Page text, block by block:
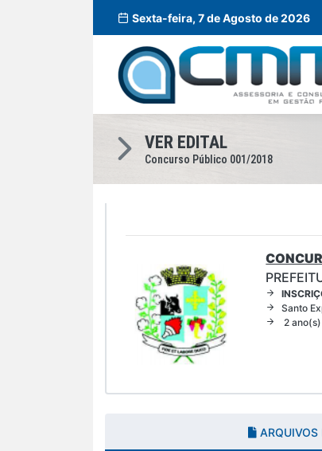
Sexta-feira, 7 de Agosto de 2026
VER EDITAL
Concurso Público 001/2018
Santo
2
ARQUIVOS